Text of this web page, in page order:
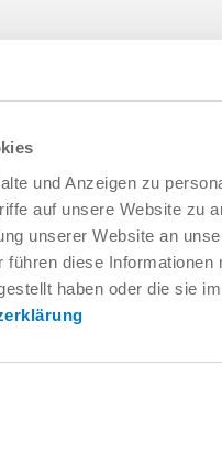
und Anzeigen zu
auf unsere Website zu
unserer Website an
diese
haben oder die sie
les données de CAO